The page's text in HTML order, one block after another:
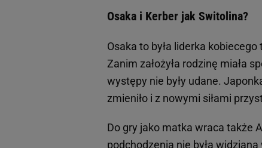
Osaka i Kerber jak Switolina?
Osaka to była liderka
Zanim założyła rodzinę miała
występy nie były udane.
zmieniło i z nowymi siłami
Do gry jako matka wraca także
podchodzenia nie była